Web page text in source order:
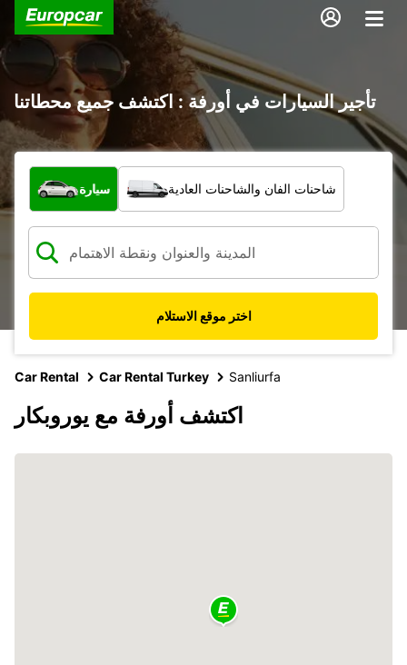
تأجير السيارات في أورفة : اكتشف جميع محطاتنا
ما نوع المركبة؟
سيارة شاحنات الفان والشاحنات العادية
اختر موقع الاستلام
Car Rental Car Rental Turkey Sanliurfa
اكتشف أورفة مع يوروبكار